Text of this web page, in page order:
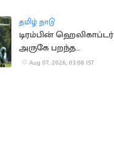
தமிழ் நாடு
டிரம்பின் ஹெலிகாப்டர்
அருகே பறந்த
பயணிகள் விமானம்
Aug 07, 2026, 03:08 IST